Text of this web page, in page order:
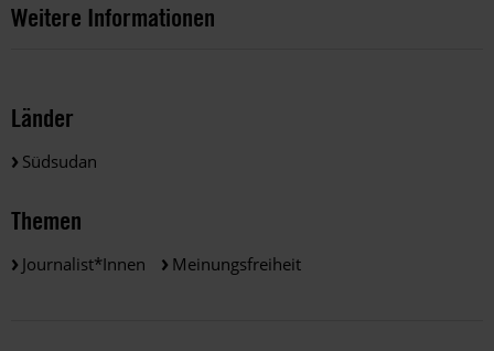
Weitere Informationen
Länder
Südsudan
Themen
Journalist*innen Meinungsfreiheit